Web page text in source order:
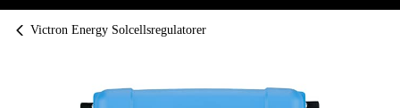
Victron Energy Solcellsregulatorer